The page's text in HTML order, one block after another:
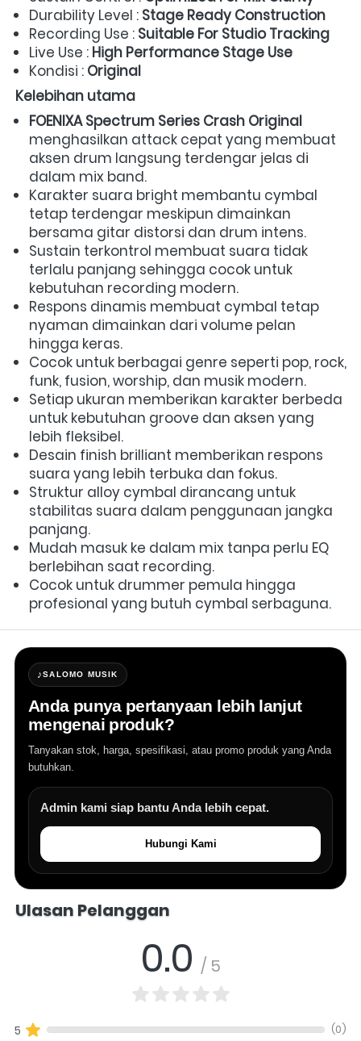
Durability Level : Stage Ready Construction
Recording Use : Suitable For Studio Tracking
Live Use : High Performance Stage Use
Kondisi : Original
Kelebihan utama
FOENIXA Spectrum Series Crash Original
menghasilkan attack cepat yang membuat
aksen drum langsung terdengar jelas di
dalam mix band.
Karakter suara bright membantu cymbal
tetap terdengar meskipun dimainkan
bersama gitar distorsi dan drum intens.
Sustain terkontrol membuat suara tidak
terlalu panjang sehingga cocok untuk
kebutuhan recording modern.
Respons dinamis membuat cymbal tetap
nyaman dimainkan dari volume pelan
hingga keras.
Cocok untuk berbagai genre seperti pop, rock,
funk, fusion, worship, dan musik modern.
Setiap ukuran memberikan karakter berbeda
untuk kebutuhan groove dan aksen yang
lebih fleksibel.
Desain finish brilliant memberikan respons
suara yang lebih terbuka dan fokus.
Struktur alloy cymbal dirancang untuk
stabilitas suara dalam penggunaan jangka
panjang.
Mudah masuk ke dalam mix tanpa perlu EQ
berlebihan saat recording.
Cocok untuk drummer pemula hingga
profesional yang butuh cymbal serbaguna.
♪SALOMO MUSIK
Anda punya pertanyaan lebih lanjut
mengenai produk?
Tanyakan stok, harga, spesifikasi, atau promo produk yang Anda
butuhkan.
Admin kami siap bantu Anda lebih cepat.
Hubungi Kami
Ulasan Pelanggan
0.0 / 5
5 (0)